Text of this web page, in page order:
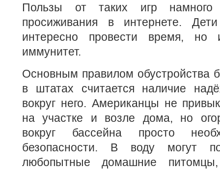
Пользы от таких игр
просиживания в интернете.
интересно провести время, но
иммунитет.
Основным правилом обустройства
в штатах считается наличие
вокруг него. Американцы не
на участке и возле дома, но
вокруг бассейна просто
безопасности. В воду могут
любопытные домашние